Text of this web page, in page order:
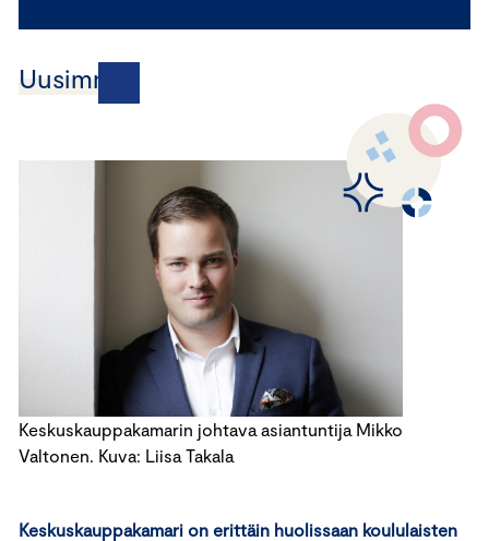
Uusimmat
Keskuskauppakamarin johtava asiantuntija Mikko
Valtonen. Kuva: Liisa Takala
Keskuskauppakamari on erittäin huolissaan koululaisten